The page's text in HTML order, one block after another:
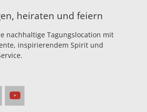
heiraten und feiern
nachhaltige Tagungslocation mit
inspirierendem Spirit und